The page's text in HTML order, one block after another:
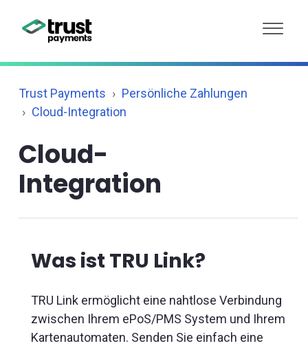
Trust Payments
Persönliche Zahlungen
Cloud-Integration
Cloud-
Integration
Was ist TRU Link?
TRU Link ermöglicht eine nahtlose Verbindung
zwischen Ihrem ePoS/PMS System und Ihrem
Kartenautomaten. Senden Sie einfach eine